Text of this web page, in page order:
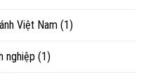
Việt Nam (1)
nghiệp (1)